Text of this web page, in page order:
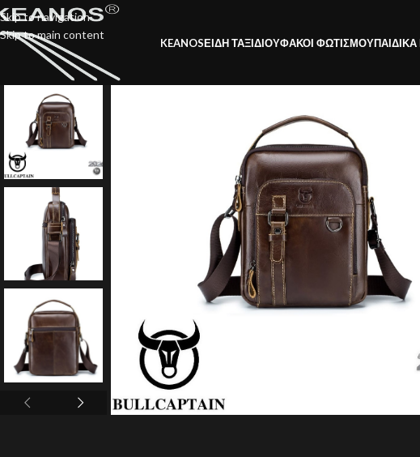
Skip to navigation
Skip to main content
KEANOSΕΙΔΗ ΤΑΞΙΔΙΟΥΦΑΚΟΙ ΦΩΤΙΣΜΟΥΠΑΙΔΙΚΑ